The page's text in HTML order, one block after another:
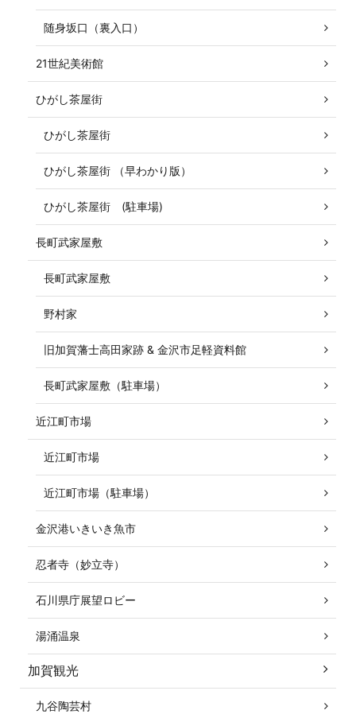
随身坂口（裏入口）
21世紀美術館
ひがし茶屋街
ひがし茶屋街
ひがし茶屋街 （早わかり版）
ひがし茶屋街 (駐車場)
長町武家屋敷
長町武家屋敷
野村家
旧加賀藩士高田家跡 & 金沢市足軽資料館
長町武家屋敷（駐車場）
近江町市場
近江町市場
近江町市場（駐車場）
金沢港いきいき魚市
忍者寺（妙立寺）
石川県庁展望ロビー
湯涌温泉
加賀観光
九谷陶芸村